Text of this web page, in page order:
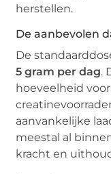
herstellen.
De aanbevolen
De
5 gram per dag.
hoeveelheid
aanvankelijke
meestal al
kracht en